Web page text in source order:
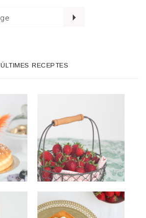
ÚLTIMES RECEPTES